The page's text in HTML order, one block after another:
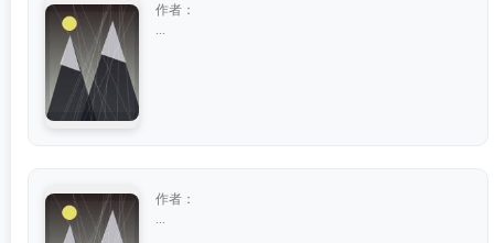
作者：
作者：